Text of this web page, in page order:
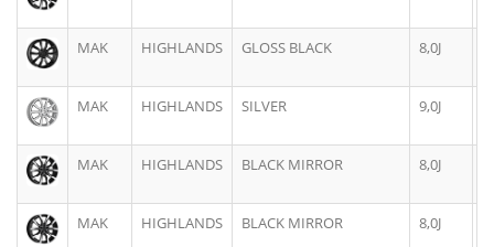
MAK HIGHLANDS GLOSS BLACK 8,0J
MAK HIGHLANDS SILVER 9,0J
MAK HIGHLANDS BLACK MIRROR 8,0J
MAK HIGHLANDS BLACK MIRROR 8,0J